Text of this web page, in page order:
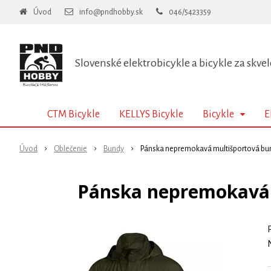
Slovenské elektrobicykle a bicykle za
Úvod info@pndhobby.sk 046/5423359
CTM Bicykle KELLYS Bicykle Bicykle
Úvod Oblečenie Bundy Pánska nepremokavá multišportová
Pánska